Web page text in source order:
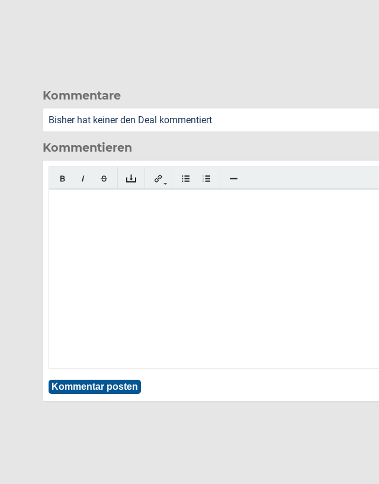
Kommentare
Bisher hat keiner den Deal kommentiert
Kommentieren